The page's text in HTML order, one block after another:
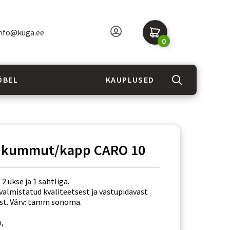
0
KAUPLUSED
kapp CARO 10
ukse ja 1 sahtliga.
kvaliteetsest ja vastupidavast
Värv: tamm sonoma.